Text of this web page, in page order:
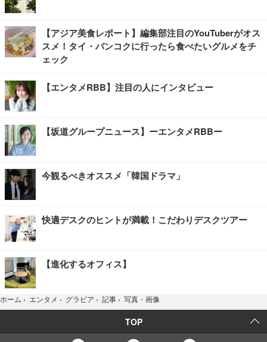
【アジア美食レポート】編集部注目のYouTuberがオス
スメ！タイ・バンコクに行ったら食べたいグルメをチ
ェック
【エンタメRBB】注目の人にインタビュー
【坂道グループニュース】ーエンタメRBBー
今観るべきオススメ「韓国ドラマ」
快適デスクのヒントが満載！こだわりデスクツアー
【進化するオフィス】
ホーム › エンタメ › グラビア › 記事 › 写真・画像
TOP